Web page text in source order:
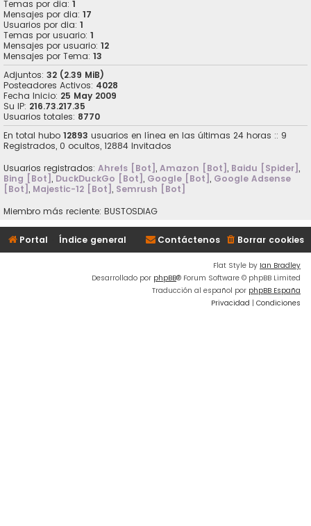
Temas por dia: 1
Mensajes por dia: 17
Usuarios por dia: 1
Temas por usuario: 1
Mensajes por usuario: 12
Mensajes por Tema: 13
Adjuntos: 32 (2.39 MiB)
Posteadores Activos: 4028
Fecha Inicio: 25 May 2009
Su IP: 216.73.217.35
Usuarios totales: 8770
En total hubo 12893 usuarios en línea en las últimas 24 horas :: 9
Registrados, 0 ocultos, 12884 Invitados
Usuarios registrados: Ahrefs [Bot], Amazon [Bot], Baidu [Spider],
Bing [Bot], DuckDuckGo [Bot], Google [Bot], Google Adsense
[Bot], Majestic-12 [Bot], Semrush [Bot]
Miembro más reciente: BUSTOSDIAG
Portal Índice general Borrar cookies
Contáctenos
Flat Style by Ian Bradley
Desarrollado por phpBB® Forum Software © phpBB Limited
Traducción al español por phpBB España
Privacidad | Condiciones